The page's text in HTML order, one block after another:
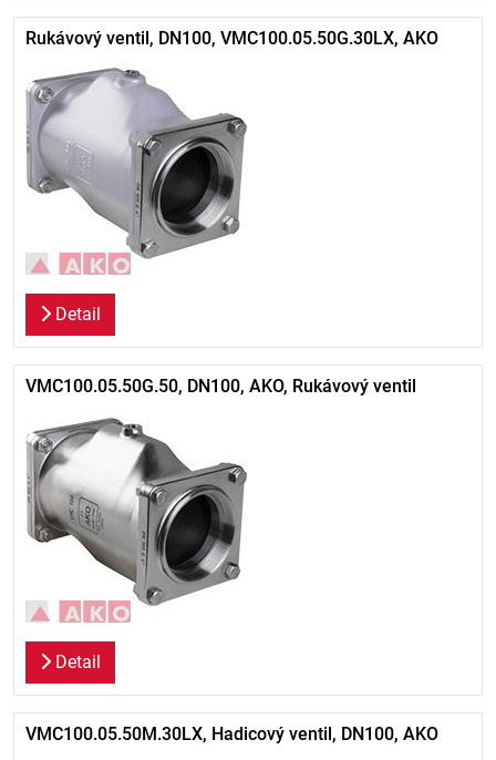
Rukávový ventil, DN100, VMC100.05.50G.30LX, AKO
Detail
VMC100.05.50G.50, DN100, AKO, Rukávový ventil
Detail
VMC100.05.50M.30LX, Hadicový ventil, DN100, AKO